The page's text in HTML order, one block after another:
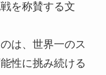
戦を称賛する文
は、世界一のス
性に挑み続ける